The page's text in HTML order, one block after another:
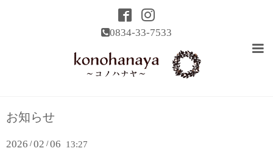
0834-33-7533
お知らせ
2026 /02 /06 13:27